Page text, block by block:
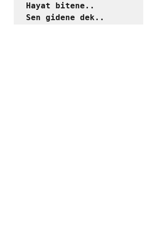
Hayat bitene..
Sen gidene dek..